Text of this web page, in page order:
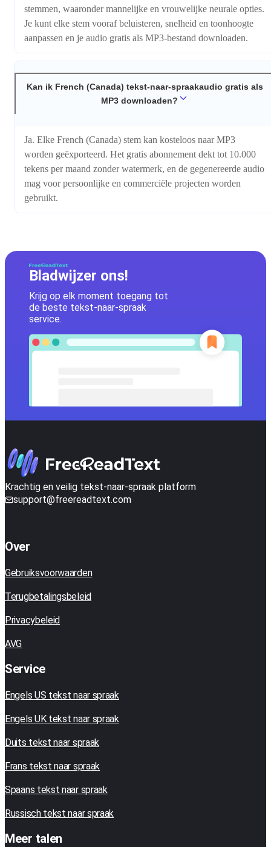
stemmen, waaronder mannelijke en vrouwelijke neurale opties.
Je kunt elke stem vooraf beluisteren, snelheid en toonhoogte
aanpassen en je audio gratis als MP3-bestand downloaden.
Kan ik French (Canada) tekst-naar-spraakaudio gratis als
MP3 downloaden?
Ja. Elke French (Canada) stem kan kosteloos naar MP3
worden geëxporteerd. Het gratis abonnement dekt tot 10.000
tekens per maand zonder watermerk, en de gegenereerde audio
mag voor persoonlijke en commerciële projecten worden
gebruikt.
Bladwijzer ons!
Krijg op elk moment toegang tot
de beste tekst-naar-spraak
service.
Krachtig en veilig tekst-naar-spraak platform
support@freereadtext.com
Over
Gebruiksvoorwaarden
Terugbetalingsbeleid
Privacybeleid
AVG
Service
Engels US tekst naar spraak
Engels UK tekst naar spraak
Duits tekst naar spraak
Frans tekst naar spraak
Spaans tekst naar spraak
Russisch tekst naar spraak
Meer talen